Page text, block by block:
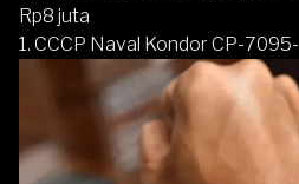
Rp8 juta
1. CCCP Naval Kondor CP-